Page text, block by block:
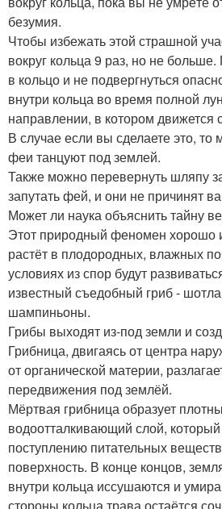
безумия.
Чтобы избежать этой страшной
вокруг кольца 9 раз, но не
в кольцо и не подвергнуться
внутри кольца во время полной
направлении, в котором движется
В случае если вы сделаете это, то
феи танцуют под землей.
Также можно перевернуть шляпу
запутать фей, и они не причинят
Может ли наука объяснить тайну
Этот природный феномен хорошо
растёт в плодородных, влажных
условиях из спор будут
известный съедобный гриб -
шампиньоны.
Грибы выходят из-под земли и
Грибница, двигаясь от центра
от органической материи,
передвижения под землёй.
Мёртвая грибница образует
водоотталкивающий слой, который
поступлению питательных
поверхность. В конце концов,
внутри кольца иссушаются и
стороны кольца трава остаётся